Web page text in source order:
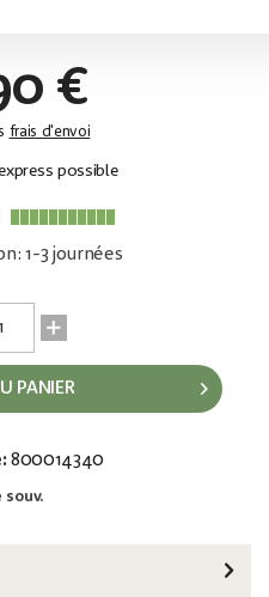
€
frais d'envoi
possible
1-3 journées
PANIER
800014340
souv.